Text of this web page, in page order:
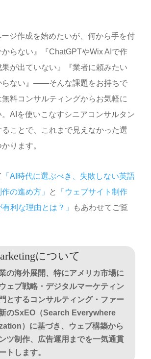
ージ作成を始めたいが、何から手を付
らない』『ChatGPTやWix AIで作
が出ていない』『業者に頼みたい
らない』——そんな課題をお持ちで
無料コンサルティングからお気軽に
AIを使いこなすシニアコンサルタン
ることで、これまで見えなかった選
ります。
「AI時代に選ぶべき、失敗しない英語
の進め方」
と
「ウェブサイト制作
利な理由とは？」
もあわせてご覧
について
の海外展開、特にアメリカ市場に
ェブ戦略・デジタルマーケティン
とするコンサルティング・ファー
のSxEO（Search Everywhere
）に基づき、ウェブ構築から
ツ制作、広告運用までを一気通貫
トします。